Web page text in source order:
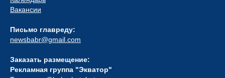
Вакансии
Письмо главреду:
newsbabr@gmail.com
Заказать размещение:
Рекламная группа "Экватор"